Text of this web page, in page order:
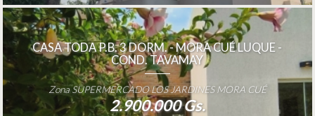
CASA TODA P.B. 3 DORM. - MORA CUÉ LUQUE -
COND. TAVAMAY
Zona SUPERMERCADO LOS JARDINES MORA CUÉ
2.900.000 Gs.